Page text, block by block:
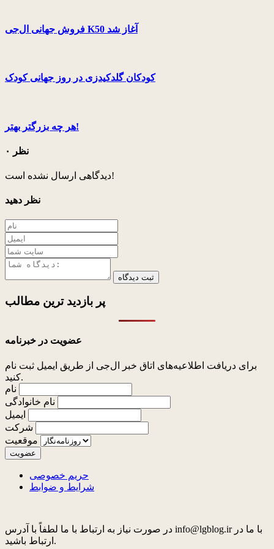
فروش جهانی ال‌جی K50 آغاز شد
کودکان گلدکیدزی در روز جهانی کودک
هر چه بزرگتر بهتر!
۰ نظر
دیدگاهی ارسال نشده است!
نظر دهید
ثبت دیدگاه
پر بازدید ترین مطالب
عضویت در خبرنامه
برای دریافت اطلاعیه‌های اتاق خبر ال‌جی از طریق ایمیل ثبت نام
کنید.
نام
نام خانوادگی
ایمیل
شرکت
موقعیت
حریم خصوصی
شرایط و ضوابط
در صورت نیاز به ارتباط با ما لطفاً با آدرس info@lgblog.ir با ما در
ارتباط باشید.